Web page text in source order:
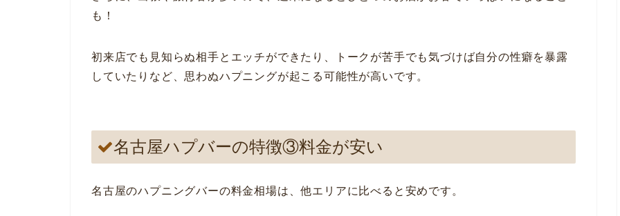
も！
初来店でも見知らぬ相手とエッチができたり、トークが苦手でも気づけば自分の性癖を暴露
していたりなど、思わぬハプニングが起こる可能性が高いです。
名古屋ハプバーの特徴③料金が安い
名古屋のハプニングバーの料金相場は、他エリアに比べると安めです。